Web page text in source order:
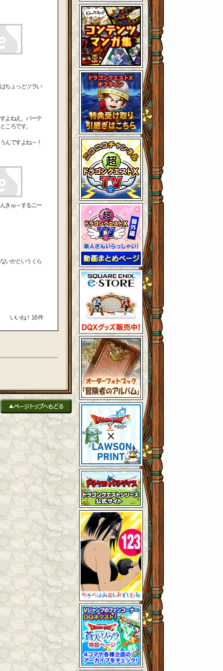
ちょっとツラい
よねえ。パーテ
ころです。
んですよね～！
きゅ～するニー
いかというくら
いいね！ 16件